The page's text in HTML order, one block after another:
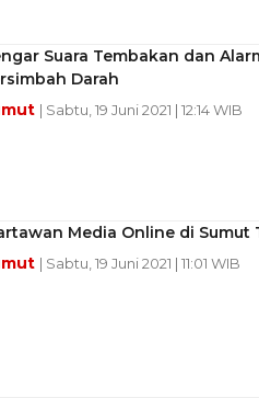
Suara Tembakan dan
Darah
| Sabtu, 19 Juni 2021 | 12:14 WIB
Media Online di Sumut
| Sabtu, 19 Juni 2021 | 11:01 WIB